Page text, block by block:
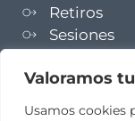
Valoramos
Usamos cookies
Retiros
Sesiones